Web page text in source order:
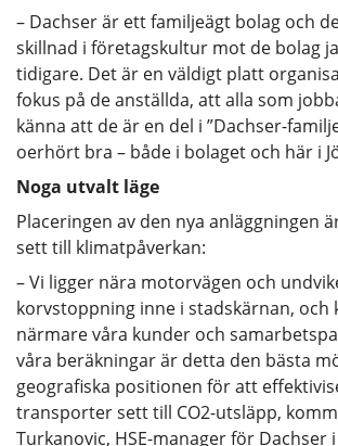
– Dachser är ett familjeägt bolag och
skillnad i företagskultur mot de bolag
tidigare. Det är en väldigt platt
fokus på de anställda, att alla som
känna att de är en del i ”Dachser-
oerhört bra – både i bolaget och här i
Noga utvalt läge
Placeringen av den nya anläggningen
sett till klimatpåverkan:
– Vi ligger nära motorvägen och
korvstoppning inne i stadskärnan, och
närmare våra kunder och
våra beräkningar är detta den bästa
geografiska positionen för att
transporter sett till CO2-utsläpp,
Turkanovic, HSE-manager för Dachser